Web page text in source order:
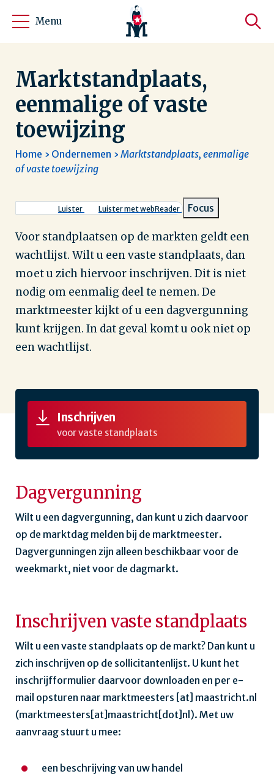
Menu
Marktstandplaats,
eenmalige of vaste
toewijzing
Home Ondernemen
Marktstandplaats, eenmalige
of vaste toewijzing
Luister Luister met webReader Focus
Voor standplaatsen op de markten geldt een
wachtlijst. Wilt u een vaste standplaats, dan
moet u zich hiervoor inschrijven. Dit is niet
nodig om eenmalig deel te nemen. De
marktmeester kijkt of u een dagvergunning
kunt krijgen. In dat geval komt u ook niet op
een wachtlijst.
Inschrijven
voor vaste standplaats
Dagvergunning
Wilt u een dagvergunning, dan kunt u zich daarvoor
op de marktdag melden bij de marktmeester.
Dagvergunningen zijn alleen beschikbaar voor de
weekmarkt, niet voor de dagmarkt.
Inschrijven vaste standplaats
Wilt u een vaste standplaats op de markt? Dan kunt u
zich inschrijven op de sollicitantenlijst. U kunt het
inschrijfformulier daarvoor downloaden en per e-
mail opsturen naar marktmeesters [at] maastricht.nl
(marktmeesters[at]maastricht[dot]nl). Met uw
aanvraag stuurt u mee:
een beschrijving van uw handel